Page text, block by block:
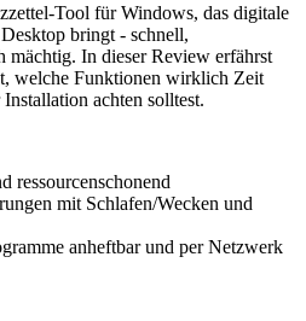
Tool für Windows, das digitale
bringt - schnell,
mächtig. In dieser Review erfährst
welche Funktionen wirklich Zeit
achten solltest.
ressourcenschonend
mit Schlafen/Wecken und
anheftbar und per Netzwerk